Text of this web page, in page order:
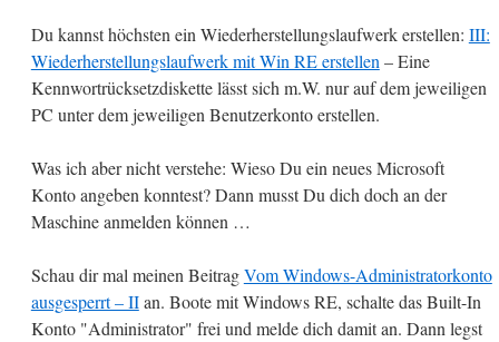
Du kannst höchsten ein Wiederherstellungslaufwerk erstellen: III:
Wiederherstellungslaufwerk mit Win RE erstellen– Eine
Kennwortrücksetzdiskette lässt sich m.W. nur auf dem jeweiligen
PC unter dem jeweiligen Benutzerkonto erstellen.
Was ich aber nicht verstehe: Wieso Du ein neues Microsoft
Konto angeben konntest? Dann musst Du dich doch an der
Maschine anmelden können …
Schau dir mal meinen BeitragVom Windows-Administratorkonto
ausgesperrt – IIan. Boote mit Windows RE, schalte das Built-In
Konto "Administrator" frei und melde dich damit an. Dann legst